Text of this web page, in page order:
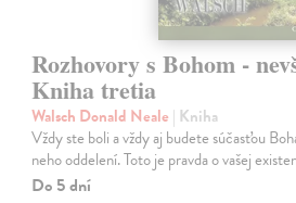
Rozhovory s Bohom -
Kniha tretia
Walsch Donald Neale | Kniha
Vždy ste boli a vždy aj budete súčasťou
neho oddelení. Toto je pravda o vašej
Do 5 dní